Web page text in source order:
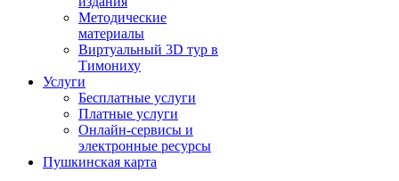
Методические
материалы
Виртуальный 3D тур в
Тимониху
Услуги
Бесплатные услуги
Платные услуги
Онлайн-сервисы и
электронные ресурсы
Пушкинская карта